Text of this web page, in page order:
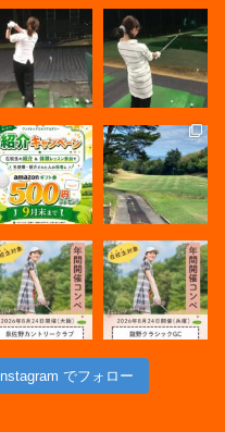
Instagram でフォロー